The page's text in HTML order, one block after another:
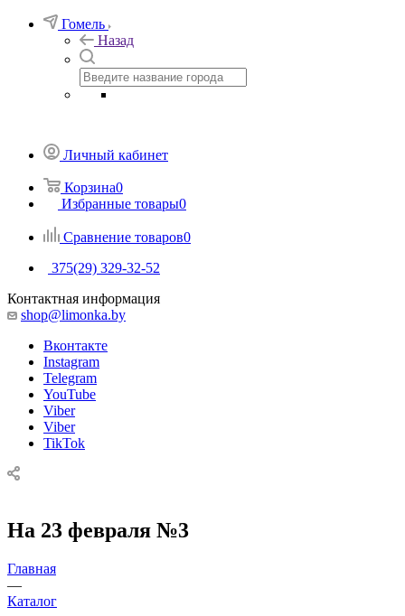
Гомель
Назад
Личный кабинет
Корзина0
Избранные товары0
Сравнение товаров0
375(29) 329-32-52
Контактная информация
shop@limonka.by
Вконтакте
Instagram
Telegram
YouTube
Viber
Viber
TikTok
На 23 февраля №3
Главная
—
Каталог